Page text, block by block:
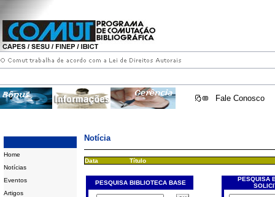
Fale Conosco
Home
Notícias
Eventos
Artigos
Notícia
Data Título
PESQUISA BIBLIOTECA BASE
PESQUISA